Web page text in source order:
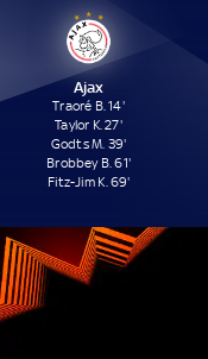
Ajax
Traoré B. 14'
Taylor K. 27'
Godts M. 39'
Brobbey B. 61'
Fitz-Jim K. 69'